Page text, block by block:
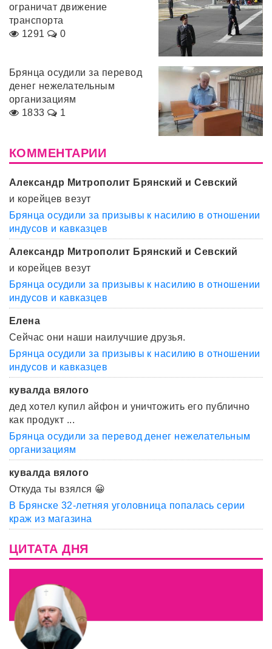
ограничат движение
транспорта
1291
0
Брянца осудили за перевод
денег нежелательным
организациям
1833
1
КОММЕНТАРИИ
Александр Митрополит Брянский и Севский
и корейцев везут
Брянца осудили за призывы к насилию в отношении
индусов и кавказцев
Александр Митрополит Брянский и Севский
и корейцев везут
Брянца осудили за призывы к насилию в отношении
индусов и кавказцев
Елена
Сейчас они наши наилучшие друзья.
Брянца осудили за призывы к насилию в отношении
индусов и кавказцев
кувалда вялого
дед хотел купил айфон и уничтожить его публично
как продукт ...
Брянца осудили за перевод денег нежелательным
организациям
кувалда вялого
Откуда ты взялся 😀
В Брянске 32-летняя уголовница попалась серии
краж из магазина
ЦИТАТА ДНЯ